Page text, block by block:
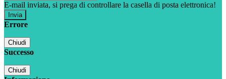
E-mail inviata, si prega di controllare la casella di posta elettronica!
Errore
Chiudi
Successo
Chiudi